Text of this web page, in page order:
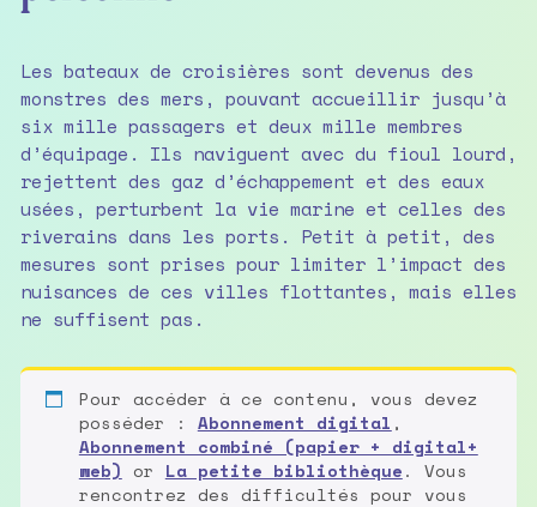
Les bateaux de croisières sont devenus des
monstres des mers, pouvant accueillir jusqu’à
six mille passagers et deux mille membres
d’équipage. Ils naviguent avec du fioul lourd,
rejettent des gaz d’échappement et des eaux
usées, perturbent la vie marine et celles des
riverains dans les ports. Petit à petit, des
mesures sont prises pour limiter l’impact des
nuisances de ces villes flottantes, mais elles
ne suffisent pas.
Pour accéder à ce contenu, vous devez
posséder : Abonnement digital ,
Abonnement combiné (papier + digital+
web) or La petite bibliothèque. Vous
rencontrez des difficultés pour vous